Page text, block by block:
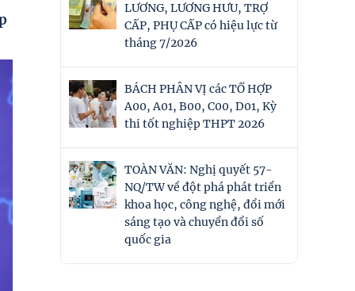
LƯƠNG, LƯƠNG HƯU, TRỢ
CẤP, PHỤ CẤP có hiệu lực từ
tháng 7/2026
BÁCH PHÂN VỊ các TỔ HỢP
A00, A01, B00, C00, D01, Kỳ
thi tốt nghiệp THPT 2026
TOÀN VĂN: Nghị quyết 57-
NQ/TW về đột phá phát triển
khoa học, công nghệ, đổi mới
sáng tạo và chuyển đổi số
quốc gia